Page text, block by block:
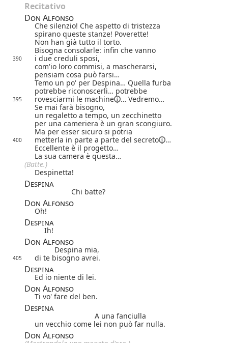
Recitativo
Don Alfonso
Che silenzio! Che aspetto di tristezza
spirano queste stanze! Poverette!
Non han già tutto il torto.
Bisogna consolarle: infin che vanno
390
i due creduli sposi,
com'io loro commisi, a mascherarsi,
pensiam cosa può farsi…
Temo un po' per Despina… Quella furba
potrebbe riconoscerli… potrebbe
395 rovesciarmi le machine
… Vedremo…
Se mai farà bisogno,
un regaletto a tempo, un zecchinetto
per una cameriera è un gran scongiuro.
Ma per esser sicuro si potria
400 metterla in parte a parte del secreto
…
Eccellente è il progetto…
La sua camera è questa…
(Batte.)
Despinetta!
Despina
Chi batte?
Don Alfonso
Oh!
Despina
Ih!
Don Alfonso
Despina mia,
405 di te bisogno avrei.
Despina
Ed io niente di lei.
Don Alfonso
Ti vo' fare del ben.
Despina
A una fanciulla
un vecchio come lei non può far nulla.
Don Alfonso